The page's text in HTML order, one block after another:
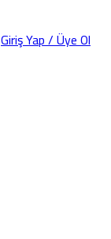
Giriş Yap / Üye Ol